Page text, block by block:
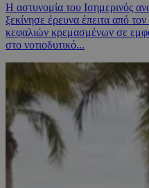
Η αστυνομία του Ισημερινός
ξεκίνησε έρευνα έπειτα από
κεφαλιών κρεμασμένων σε
στο νοτιοδυτικό...